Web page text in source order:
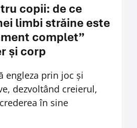
copii: de ce
limbi străine este
complet”
și corp